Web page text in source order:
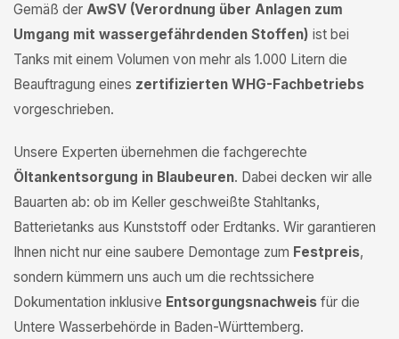
Gemäß der AwSV (Verordnung über Anlagen zum
Umgang mit wassergefährdenden Stoffen) ist bei
Tanks mit einem Volumen von mehr als 1.000 Litern die
Beauftragung eines zertifizierten WHG-Fachbetriebs
vorgeschrieben.
Unsere Experten übernehmen die fachgerechte
Öltankentsorgung in Blaubeuren. Dabei decken wir alle
Bauarten ab: ob im Keller geschweißte Stahltanks,
Batterietanks aus Kunststoff oder Erdtanks. Wir garantieren
Ihnen nicht nur eine saubere Demontage zum Festpreis,
sondern kümmern uns auch um die rechtssichere
Dokumentation inklusive Entsorgungsnachweis für die
Untere Wasserbehörde in Baden-Württemberg.